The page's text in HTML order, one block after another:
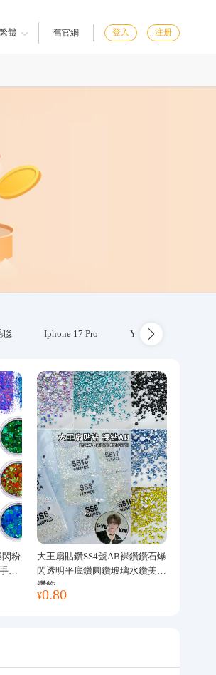
繁體 舊官網 登入 注册
毯 Iphone 17 Pro Yubikey
閃粉
工
大王扇貼鑽SS4號AB裸鑽鑽石爆
閃透明平底鑽圓鑽玻璃水鑽美甲
鑽飾
¥0.80